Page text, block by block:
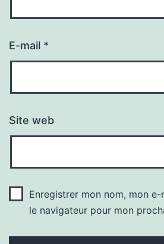
E-mail *
Site web
Enregistrer mon nom, mon
le navigateur pour mon